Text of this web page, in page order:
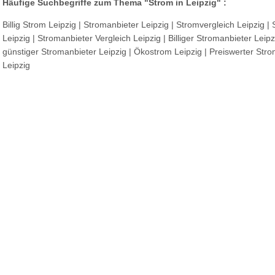
Häufige Suchbegriffe zum Thema "Strom in Leipzig" :
Billig Strom Leipzig | Stromanbieter Leipzig | Stromvergleich Leipzig |
Leipzig | Stromanbieter Vergleich Leipzig | Billiger Stromanbieter
günstiger Stromanbieter Leipzig | Ökostrom Leipzig | Preiswerter
Leipzig